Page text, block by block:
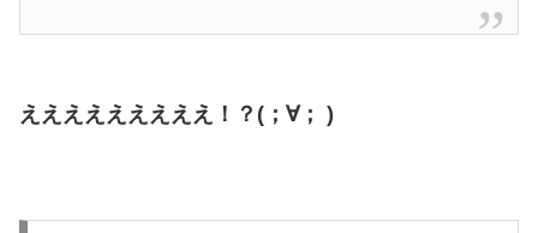
えええええええええ！？(；∀； )